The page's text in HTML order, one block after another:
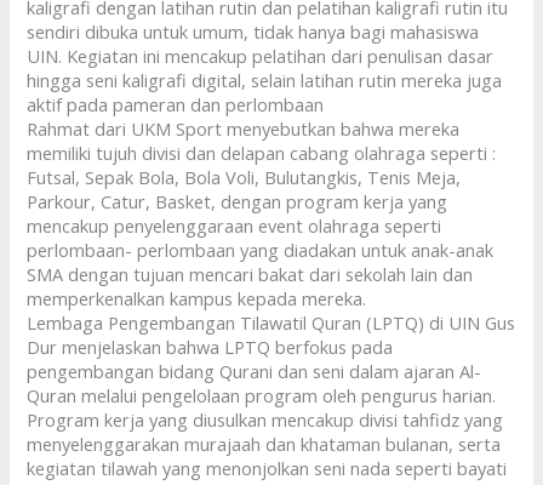
kaligrafi dengan latihan rutin dan pelatihan kaligrafi rutin itu
sendiri dibuka untuk umum, tidak hanya bagi mahasiswa
UIN. Kegiatan ini mencakup pelatihan dari penulisan dasar
hingga seni kaligrafi digital, selain latihan rutin mereka juga
aktif pada pameran dan perlombaan
Rahmat dari UKM Sport menyebutkan bahwa mereka
memiliki tujuh divisi dan delapan cabang olahraga seperti :
Futsal, Sepak Bola, Bola Voli, Bulutangkis, Tenis Meja,
Parkour, Catur, Basket, dengan program kerja yang
mencakup penyelenggaraan event olahraga seperti
perlombaan- perlombaan yang diadakan untuk anak-anak
SMA dengan tujuan mencari bakat dari sekolah lain dan
memperkenalkan kampus kepada mereka.
Lembaga Pengembangan Tilawatil Quran (LPTQ) di UIN Gus
Dur menjelaskan bahwa LPTQ berfokus pada
pengembangan bidang Qurani dan seni dalam ajaran Al-
Quran melalui pengelolaan program oleh pengurus harian.
Program kerja yang diusulkan mencakup divisi tahfidz yang
menyelenggarakan murajaah dan khataman bulanan, serta
kegiatan tilawah yang menonjolkan seni nada seperti bayati